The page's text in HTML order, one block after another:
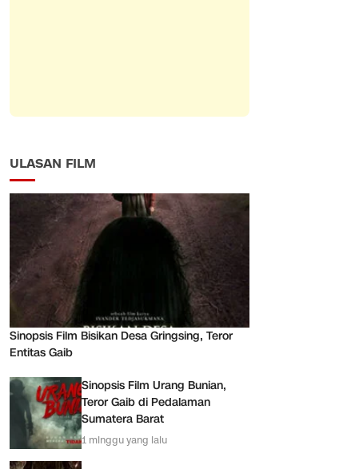
ULASAN FILM
Sinopsis Film Bisikan Desa Gringsing, Teror
Entitas Gaib
Sinopsis Film Urang Bunian,
Teror Gaib di Pedalaman
Sumatera Barat
1 minggu yang lalu